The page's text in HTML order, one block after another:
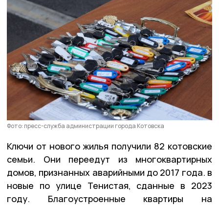
Фото: пресс-служба администрации города Котовска
Ключи от нового жилья получили 82 котовские
семьи. Они переедут из многоквартирных
домов, признанных аварийными до 2017 года. в
новые по улице Тенистая, сданные в 2023
году. Благоустроенные квартиры на